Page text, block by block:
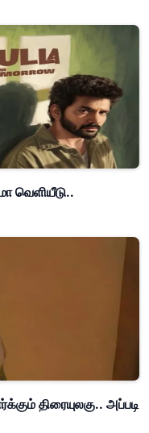
வெளியீடு..
திரையுலகு.. அப்படி